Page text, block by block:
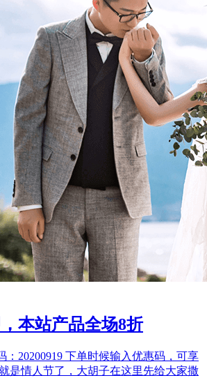
本站产品全场8折
：20200919 下单时候输入优惠码，可享
是情人节了，大胡子在这里先给大家撒